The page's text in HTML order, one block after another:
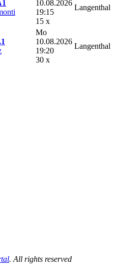
10.08.2026
19:15
15 x
Langenthal
Mo
10.08.2026
19:20
30 x
Langenthal
. All rights reserved